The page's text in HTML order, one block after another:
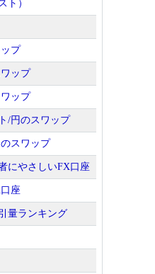
ト）
プ
ップ
ップ
/円のスワップ
スワップ
にやさしいFX口座
座
量ランキング